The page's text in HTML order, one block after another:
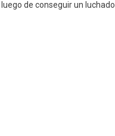
luego de conseguir un luchado